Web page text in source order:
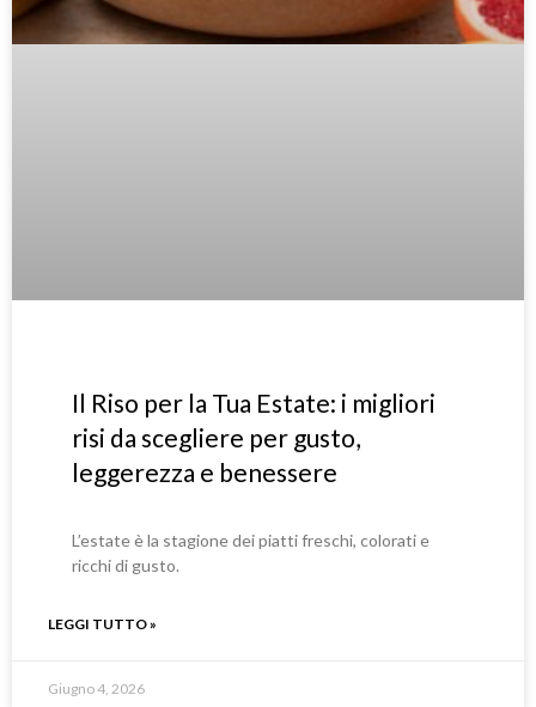
Il Riso per la Tua Estate: i migliori
risi da scegliere per gusto,
leggerezza e benessere
L’estate è la stagione dei piatti freschi, colorati e
ricchi di gusto.
LEGGI TUTTO »
Giugno 4, 2026